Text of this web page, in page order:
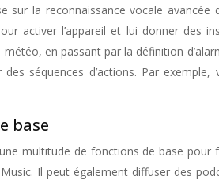
sur la reconnaissance vocale
activer l’appareil et lui donner des
en passant par la définition
séquences d’actions. Par
base
multitude de fonctions de base
Il peut également diffuser des